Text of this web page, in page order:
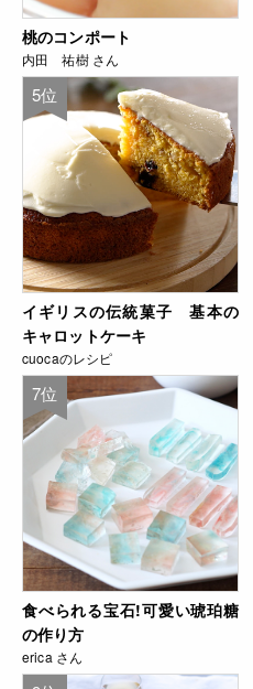
桃のコンポート
内田 祐樹 さん
5位
イギリスの伝統菓子 基本の
キャロットケーキ
cuocaのレシピ
7位
食べられる宝石!可愛い琥珀糖
の作り方
erica さん